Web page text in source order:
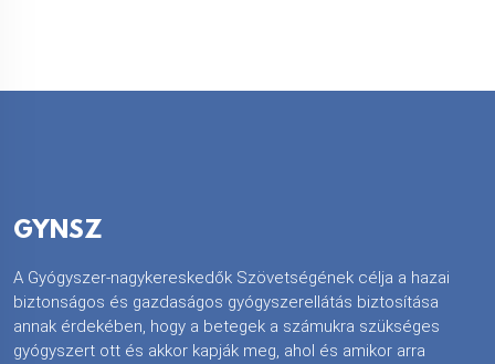
GYNSZ
A Gyógyszer-nagykereskedők Szövetségének célja a hazai
biztonságos és gazdaságos gyógyszerellátás biztosítása
annak érdekében, hogy a betegek a számukra szükséges
gyógyszert ott és akkor kapják meg, ahol és amikor arra